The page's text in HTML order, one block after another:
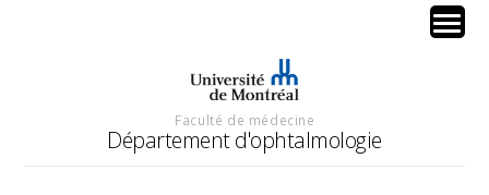
Faculté de médecine
Département d'ophtalmologie